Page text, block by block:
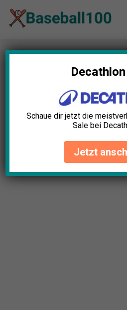
Inhalt
Startseite»Blog»Baseball
besten (Bestenliste)
Schaue dir jetzt die
Sale bei
Jetzt